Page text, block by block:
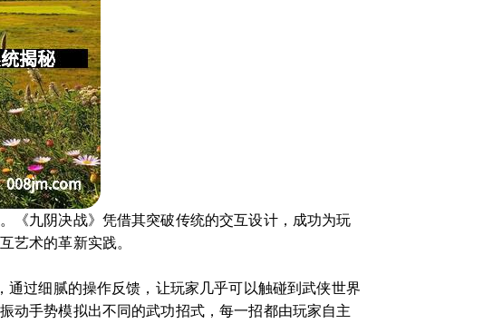
《九阴决战》凭借其突破传统的交互设计，成功为玩
艺术的革新实践。
通过细腻的操作反馈，让玩家几乎可以触碰到武侠世界
动手势模拟出不同的武功招式，每一招都由玩家自主